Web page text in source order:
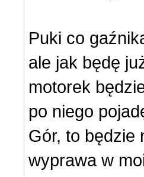
Puki co
ale jak będę
motorek
po niego
Gór, to będzie
wyprawa w